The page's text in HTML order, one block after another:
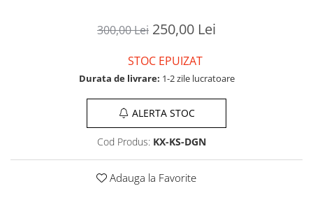
300,00 Lei 250,00 Lei
STOC EPUIZAT
Durata de livrare: 1-2 zile lucratoare
ALERTA STOC
Cod Produs: KX-KS-DGN
Adauga la Favorite